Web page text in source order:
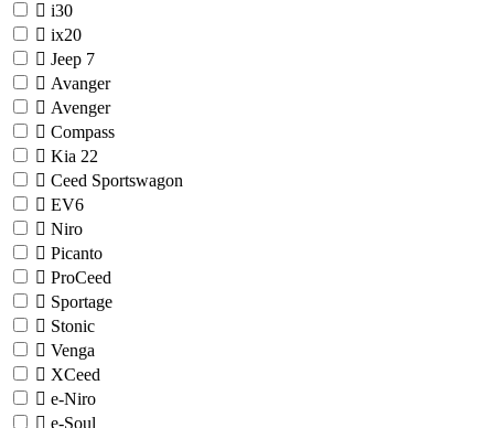
i30
ix20
Jeep 7
Avanger
Avenger
Compass
Kia 22
Ceed Sportswagon
EV6
Niro
Picanto
ProCeed
Sportage
Stonic
Venga
XCeed
e-Niro
e-Soul